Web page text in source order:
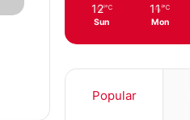
12 ℃
Sun
11 ℃
Mon
Popular